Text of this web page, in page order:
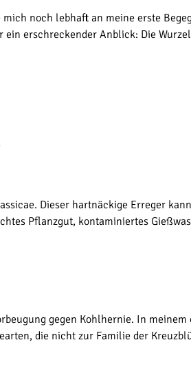
noch lebhaft an meine erste
erschreckender Anblick: Die
Dieser hartnäckige Erreger
Pflanzgut, kontaminiertes
gegen Kohlhernie. In
die nicht zur Familie der